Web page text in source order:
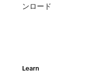
ンロード
Learn